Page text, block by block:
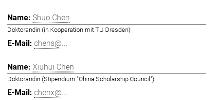
Shuo Chen
Doktorandin (in Kooperation mit TU Dresden)
chens@...
Xiuhui Chen
Doktorandin (Stipendium "China Scholarship Council")
chenx@...